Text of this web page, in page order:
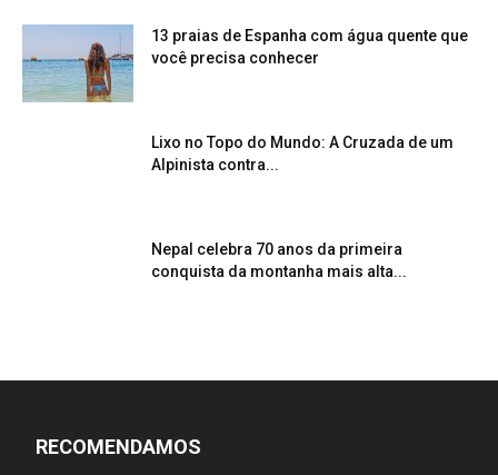
13 praias de Espanha com água quente que
você precisa conhecer
Lixo no Topo do Mundo: A Cruzada de um
Alpinista contra...
Nepal celebra 70 anos da primeira
conquista da montanha mais alta...
RECOMENDAMOS